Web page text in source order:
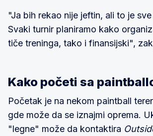
"Ja bih rekao nije jeftin, ali to je
Svaki turnir planiramo kako
tiče treninga, tako i finansijski",
Kako početi sa
Početak je na nekom paintball
gde može da se iznajmi oprema.
"legne" može da kontaktira